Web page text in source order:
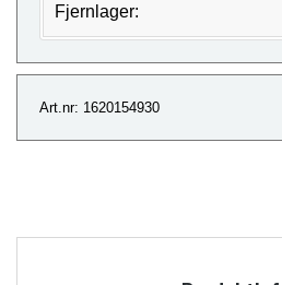
Fjernlager:
Art.nr: 1620154930